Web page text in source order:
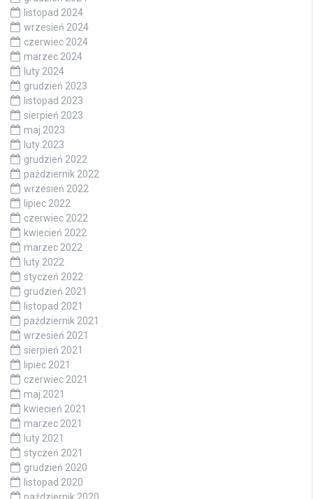
luty 2025
styczeń 2025
grudzień 2024
listopad 2024
wrzesień 2024
czerwiec 2024
marzec 2024
luty 2024
grudzień 2023
listopad 2023
sierpień 2023
maj 2023
luty 2023
grudzień 2022
październik 2022
wrzesień 2022
lipiec 2022
czerwiec 2022
kwiecień 2022
marzec 2022
luty 2022
styczeń 2022
grudzień 2021
listopad 2021
październik 2021
wrzesień 2021
sierpień 2021
lipiec 2021
czerwiec 2021
maj 2021
kwiecień 2021
marzec 2021
luty 2021
styczeń 2021